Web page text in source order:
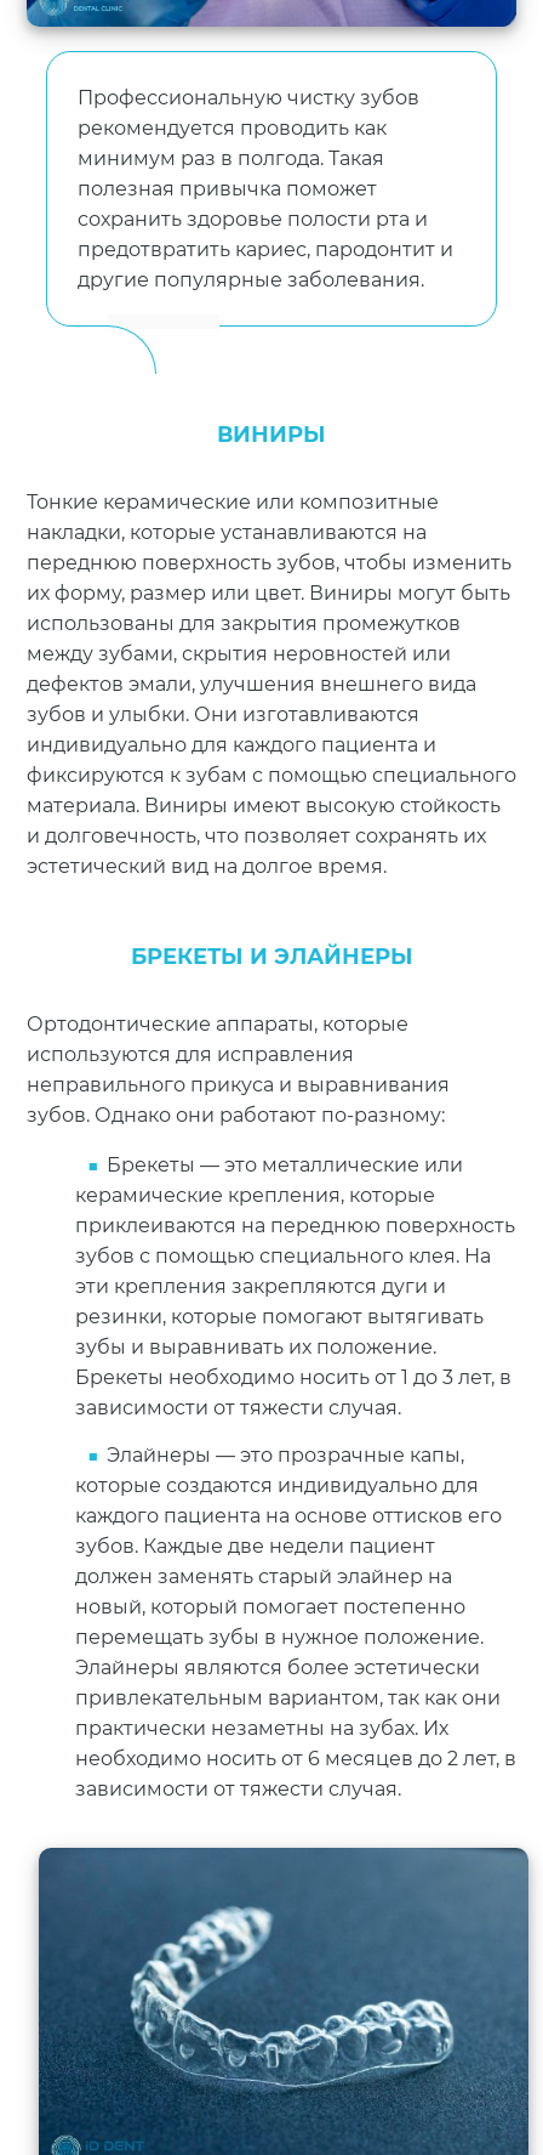
Профессиональную чистку зубов
рекомендуется проводить как
минимум раз в полгода. Такая
полезная привычка поможет
сохранить здоровье полости рта и
предотвратить кариес, пародонтит и
другие популярные заболевания.
ВИНИРЫ
Тонкие керамические или композитные
накладки, которые устанавливаются на
переднюю поверхность зубов, чтобы изменить
их форму, размер или цвет. Виниры могут быть
использованы для закрытия промежутков
между зубами, скрытия неровностей или
дефектов эмали, улучшения внешнего вида
зубов и улыбки. Они изготавливаются
индивидуально для каждого пациента и
фиксируются к зубам с помощью специального
материала. Виниры имеют высокую стойкость
и долговечность, что позволяет сохранять их
эстетический вид на долгое время.
БРЕКЕТЫ И ЭЛАЙНЕРЫ
Ортодонтические аппараты, которые
используются для исправления
неправильного прикуса и выравнивания
зубов. Однако они работают по-разному:
Брекеты — это металлические или
керамические крепления, которые
приклеиваются на переднюю поверхность
зубов с помощью специального клея. На
эти крепления закрепляются дуги и
резинки, которые помогают вытягивать
зубы и выравнивать их положение.
Брекеты необходимо носить от 1 до 3 лет, в
зависимости от тяжести случая.
Элайнеры — это прозрачные капы,
которые создаются индивидуально для
каждого пациента на основе оттисков его
зубов. Каждые две недели пациент
должен заменять старый элайнер на
новый, который помогает постепенно
перемещать зубы в нужное положение.
Элайнеры являются более эстетически
привлекательным вариантом, так как они
практически незаметны на зубах. Их
необходимо носить от 6 месяцев до 2 лет, в
зависимости от тяжести случая.